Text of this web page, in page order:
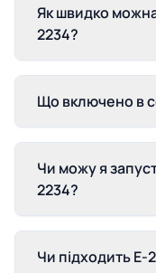
Як швидко
2234?
Що включено в
Чи можу я
2234?
Чи підходить